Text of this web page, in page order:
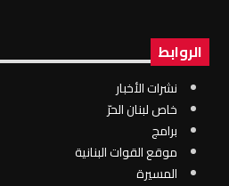
الروابط
نشرات الأخبار
خاص لبنان الحرّ
برامج
موقع القوات البنانية
المسيرة